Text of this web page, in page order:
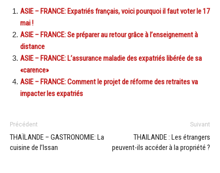
ASIE – FRANCE: Expatriés français, voici pourquoi il faut voter le 17
mai !
ASIE – FRANCE: Se préparer au retour grâce à l’enseignement à
distance
ASIE – FRANCE: L’assurance maladie des expatriés libérée de sa
«carence»
ASIE – FRANCE: Comment le projet de réforme des retraites va
impacter les expatriés
Précédent
THAÏLANDE – GASTRONOMIE: La
cuisine de l’Issan
Suivant
THAILANDE : Les étrangers
peuvent-ils accéder à la propriété ?